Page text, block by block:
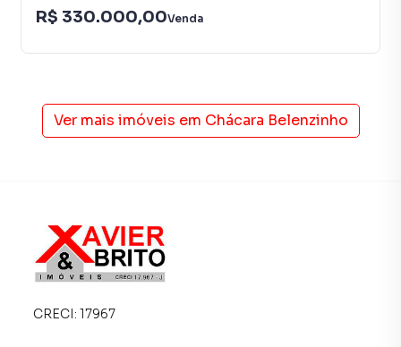
R$ 330.000,00Venda
Ver mais imóveis em Chácara Belenzinho
CRECI: 17967